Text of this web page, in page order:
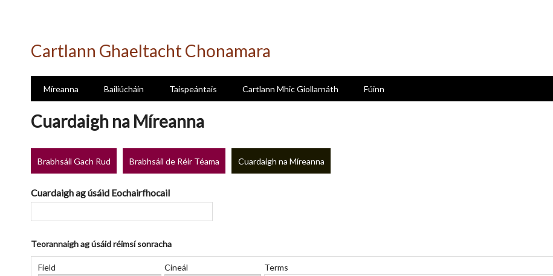
Cartlann Ghaeltacht Chonamara
Míreanna Bailiúcháin Taispeántais Cartlann Mhic Giollarnáth Fúinn
Cuardaigh na Míreanna
Brabhsáil Gach Rud Brabhsáil de Réir Téama Cuardaigh na Míreanna
Cuardaigh ag úsáid Eochairfhocail
Teorannaigh ag úsáid réimsí sonracha
Réimse
Cuardaigh
Cineál
Cuardaigh
Focail
Chuardaigh
Search
Joiner
Field Cineál Terms